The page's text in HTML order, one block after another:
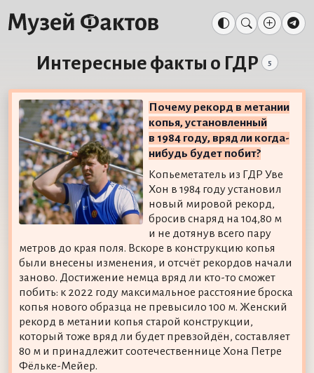
Интересные факты о ГДР 5
Почему рекорд в метании
копья, установленный
в 1984 году, вряд ли когда-
нибудь будет побит?
Копьеметатель из ГДР Уве
Хон в 1984 году установил
новый мировой рекорд,
бросив снаряд на 104,80 м
и не дотянув всего пару
метров до края поля. Вскоре в конструкцию копья
были внесены изменения, и отсчёт рекордов начали
заново. Достижение немца вряд ли кто-то сможет
побить: к 2022 году максимальное расстояние броска
копья нового образца не превысило 100 м. Женский
рекорд в метании копья старой конструкции,
который тоже вряд ли будет превзойдён, составляет
80 м и принадлежит соотечественнице Хона Петре
Фёльке-Мейер.